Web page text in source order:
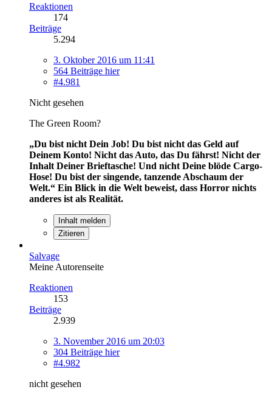
Reaktionen
174
Beiträge
5.294
3. Oktober 2016 um 11:41
564 Beiträge hier
#4.981
Nicht gesehen
The Green Room?
„Du bist nicht Dein Job! Du bist nicht das Geld auf
Deinem Konto! Nicht das Auto, das Du fährst! Nicht der
Inhalt Deiner Brieftasche! Und nicht Deine blöde Cargo-
Hose! Du bist der singende, tanzende Abschaum der
Welt.“ Ein Blick in die Welt beweist, dass Horror nichts
anderes ist als Realität.
Inhalt melden
Zitieren
Salvage
Meine Autorenseite
Reaktionen
153
Beiträge
2.939
3. November 2016 um 20:03
304 Beiträge hier
#4.982
nicht gesehen